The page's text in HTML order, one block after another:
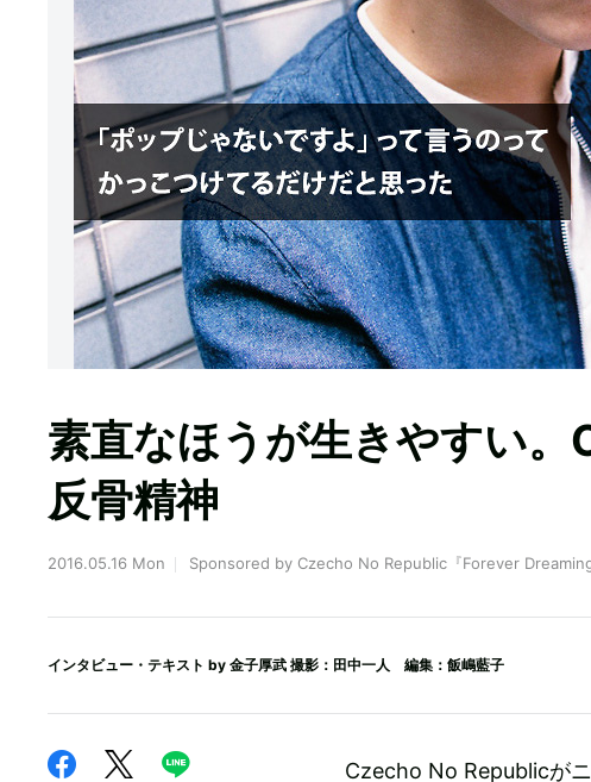
素直なほうが生きやすい
反骨精神
2016.05.16 Mon Sponsored by Czecho No Republic『Forever Dreaming
インタビュー・テキスト by 金子厚武 撮影：田中一人 編集：飯嶋藍子
Czecho No Republicが